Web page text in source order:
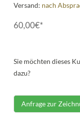
Versand: nach
60,00€*
Sie möchten dieses
dazu?
Anfrage zur